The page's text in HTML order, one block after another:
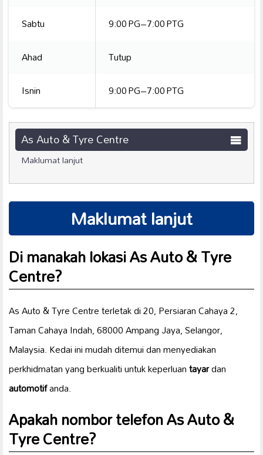
Sabtu
9:00 PG–7:00 PTG
Ahad
Tutup
Isnin
9:00 PG–7:00 PTG
As Auto & Tyre Centre
Maklumat lanjut
Maklumat lanjut
Di manakah lokasi As Auto & Tyre
Centre?
As Auto & Tyre Centre terletak di 20, Persiaran Cahaya 2,
Taman Cahaya Indah, 68000 Ampang Jaya, Selangor,
Malaysia. Kedai ini mudah ditemui dan menyediakan
perkhidmatan yang berkualiti untuk keperluantayardan
automotifanda.
Apakah nombor telefon As Auto &
Tyre Centre?